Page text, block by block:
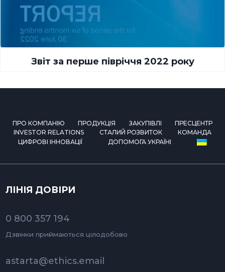
Звіт за перше півріччя 2022 року
ПРО КОМПАНІЮ ПРОДУКЦІЯ ЗАКУПІВЛІ
ПРЕСЦЕНТР
INVESTOR RELATIONS
СТАЛИЙ РОЗВИТОК
КОМАНДА
ЦИФРОВІ ІННОВАЦІЇ
ДОПОМОГА УКРАЇНІ
ЛІНІЯ ДОВІРИ
0 800 357 194
Дзвінки приймаються цілодобово
astarta@ethics.email